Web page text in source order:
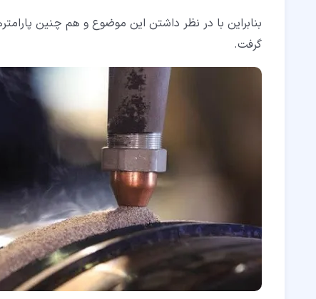
بنابراین با در نظر داشتن این موضوع و هم چنین
گرفت.